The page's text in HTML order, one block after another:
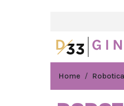
Home Robotica